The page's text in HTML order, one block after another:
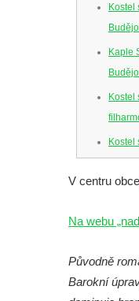
Kostel
Kaple
Kostel
Kostel
Kostel
Kaple
V centru obce
Na webu
Původně
Barokní